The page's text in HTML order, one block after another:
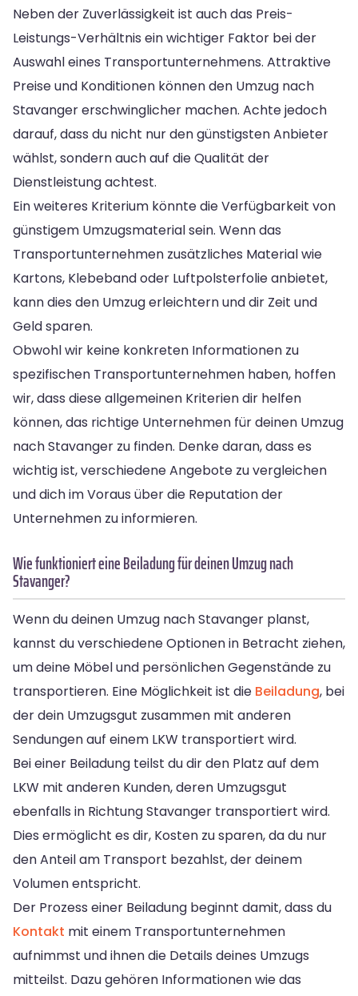
Neben der Zuverlässigkeit ist auch das Preis-
Leistungs-Verhältnis ein wichtiger Faktor bei der
Auswahl eines Transportunternehmens. Attraktive
Preise und Konditionen können den Umzug nach
Stavanger erschwinglicher machen. Achte jedoch
darauf, dass du nicht nur den günstigsten Anbieter
wählst, sondern auch auf die Qualität der
Dienstleistung achtest.
Ein weiteres Kriterium könnte die Verfügbarkeit von
günstigem Umzugsmaterial sein. Wenn das
Transportunternehmen zusätzliches Material wie
Kartons, Klebeband oder Luftpolsterfolie anbietet,
kann dies den Umzug erleichtern und dir Zeit und
Geld sparen.
Obwohl wir keine konkreten Informationen zu
spezifischen Transportunternehmen haben, hoffen
wir, dass diese allgemeinen Kriterien dir helfen
können, das richtige Unternehmen für deinen Umzug
nach Stavanger zu finden. Denke daran, dass es
wichtig ist, verschiedene Angebote zu vergleichen
und dich im Voraus über die Reputation der
Unternehmen zu informieren.
Wie funktioniert eine Beiladung für deinen Umzug nach
Stavanger?
Wenn du deinen Umzug nach Stavanger planst,
kannst du verschiedene Optionen in Betracht ziehen,
um deine Möbel und persönlichen Gegenstände zu
transportieren. Eine Möglichkeit ist die Beiladung, bei
der dein Umzugsgut zusammen mit anderen
Sendungen auf einem LKW transportiert wird.
Bei einer Beiladung teilst du dir den Platz auf dem
LKW mit anderen Kunden, deren Umzugsgut
ebenfalls in Richtung Stavanger transportiert wird.
Dies ermöglicht es dir, Kosten zu sparen, da du nur
den Anteil am Transport bezahlst, der deinem
Volumen entspricht.
Der Prozess einer Beiladung beginnt damit, dass du
Kontakt mit einem Transportunternehmen
aufnimmst und ihnen die Details deines Umzugs
mitteilst. Dazu gehören Informationen wie das